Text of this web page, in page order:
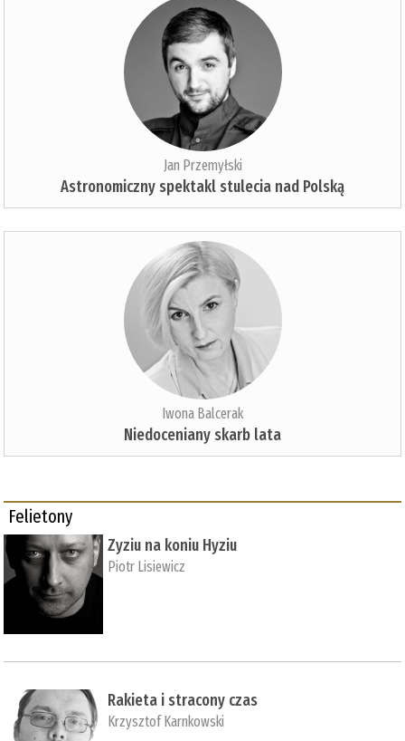
Jan Przemyłski
Astronomiczny spektakl stulecia nad Polską
Iwona Balcerak
Niedoceniany skarb lata
Felietony
Zyziu na koniu Hyziu
Piotr Lisiewicz
Rakieta i stracony czas
Krzysztof Karnkowski